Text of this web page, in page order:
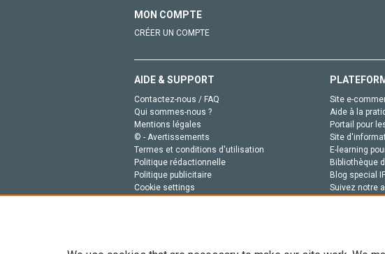
MON COMPTE
CRÉER UN COMPTE
AIDE & SUPPORT
Contactez-nous / FAQ
Qui sommes-nous ?
Mentions légales
© - Avertissements
Termes et conditions d'utilisation
Politique rédactionnelle
Politique publicitaire
Cookie settings
Site e-
Aide à la
Portail pour
Site
E-learning
Bibliothèque
Blog special
Suivez notre